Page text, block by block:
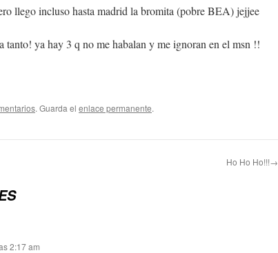
llego incluso hasta madrid la bromita (pobre BEA) jejjee
tanto! ya hay 3 q no me habalan y me ignoran en el msn !!
. Guarda el enlace permanente.
Ho Ho Ho!!!→
2:17 am